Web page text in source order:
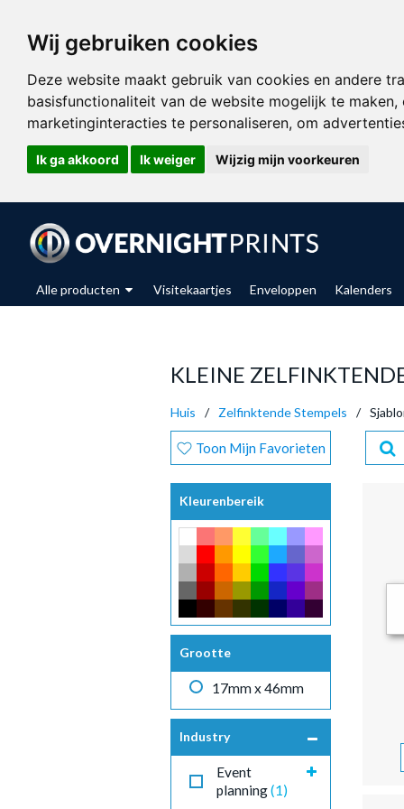
Wij gebruiken cookies
Deze website maakt gebruik van cookies en andere
basisfunctionaliteit van de website mogelijk te maken,
marketinginteracties te personaliseren, om
Ik ga akkoord Ik weiger Wijzig mijn voorkeuren
Alle producten Visitekaartjes Enveloppen Kalenders
KLEINE
Huis Zelfinktende Stempels
Toon Mijn Favorieten
Kleurenbereik
Grootte
17mm x 46mm
Industry
Event
planning(1)